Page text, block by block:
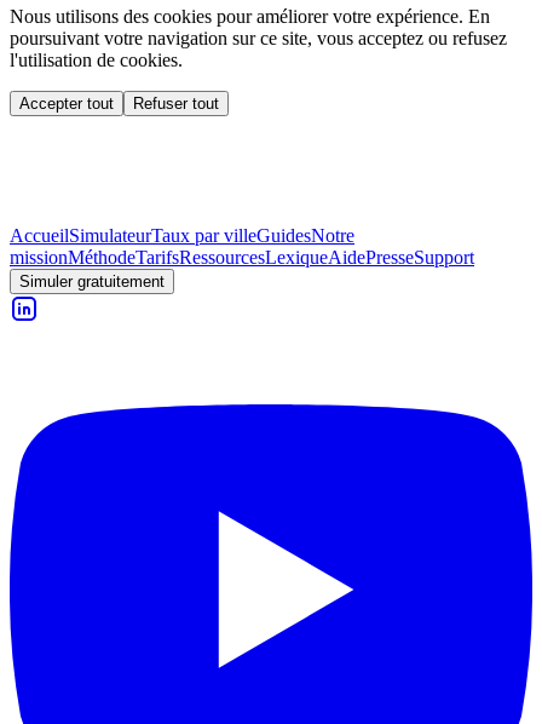
Nous utilisons des cookies pour améliorer votre expérience. En
poursuivant votre navigation sur ce site, vous acceptez ou refusez
l'utilisation de cookies.
Accepter tout Refuser tout
AccueilSimulateurTaux par villeGuidesNotre
missionMéthodeTarifsRessourcesLexiqueAidePresseSupport
Simuler gratuitement